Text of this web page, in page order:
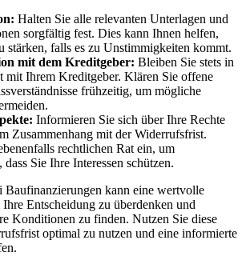
Halten Sie alle relevanten Unterlagen und
sorgfältig fest. Dies kann Ihnen helfen,
stärken, falls es zu Unstimmigkeiten kommt.
mit dem Kreditgeber: Bleiben Sie stets in
mit Ihrem Kreditgeber. Klären Sie offene
frühzeitig, um mögliche
Informieren Sie sich über Ihre Rechte
Zusammenhang mit der Widerrufsfrist.
rechtlichen Rat ein, um
dass Sie Ihre Interessen schützen.
kann eine wertvolle
Entscheidung zu überdenken und
Konditionen zu finden. Nutzen Sie diese
optimal zu nutzen und eine informierte